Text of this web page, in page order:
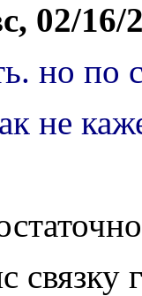
02/16/
но по
не
связку